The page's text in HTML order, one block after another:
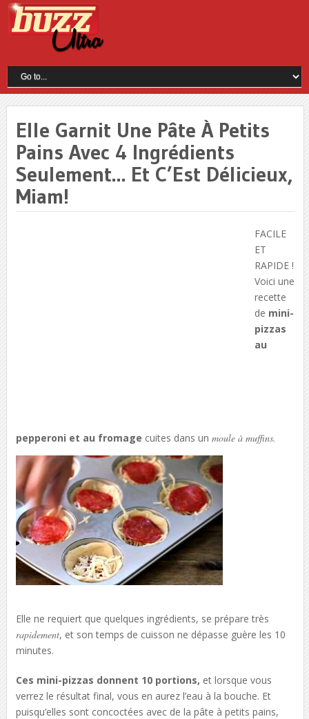
Elle Garnit Une Pâte À Petits
Pains Avec 4 Ingrédients
Seulement… Et C’Est Délicieux,
Miam!
FACILE
ET
RAPIDE !
Voici une
recette
de mini-
pizzas
au
pepperoni et au fromage cuites dans un moule à muffins.
Elle ne requiert que quelques ingrédients, se prépare très
rapidement, et son temps de cuisson ne dépasse guère les 10
minutes.
Ces mini-pizzas donnent 10 portions, et lorsque vous
verrez le résultat final, vous en aurez l’eau à la bouche. Et
puisqu’elles sont concoctées avec de la pâte à petits pains,